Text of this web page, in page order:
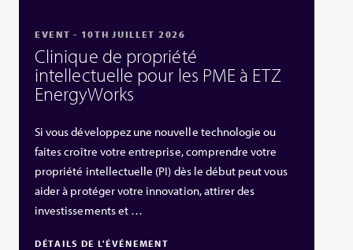
EVENT - 10TH JUILLET 2026
Clinique de propriété
intellectuelle pour les PME à ETZ
EnergyWorks
Si vous développez une nouvelle technologie ou
faites croître votre entreprise, comprendre votre
propriété intellectuelle (PI) dès le début peut vous
aider à protéger votre innovation, attirer des
investissements et …
DÉTAILS DE L'ÉVÉNEMENT